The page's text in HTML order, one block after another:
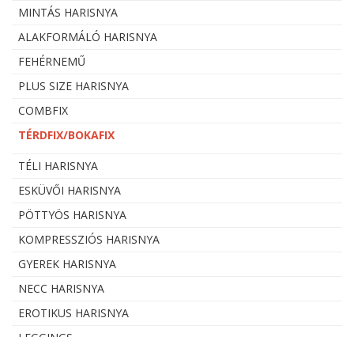
MINTÁS HARISNYA
ALAKFORMÁLÓ HARISNYA
FEHÉRNEMŰ
PLUS SIZE HARISNYA
COMBFIX
TÉRDFIX/BOKAFIX
TÉLI HARISNYA
ESKÜVŐI HARISNYA
PÖTTYÖS HARISNYA
KOMPRESSZIÓS HARISNYA
GYEREK HARISNYA
NECC HARISNYA
EROTIKUS HARISNYA